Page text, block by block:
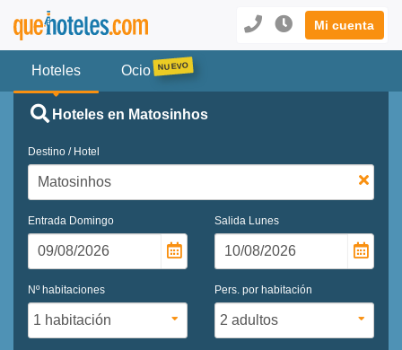
Mi cuenta
Hoteles Ocio
Hoteles en Matosinhos
Destino / Hotel
Entrada Domingo Salida Lunes
Nº habitaciones Pers. por habitación